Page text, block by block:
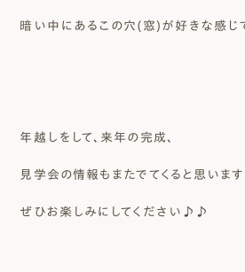
暗い中にあるこの穴(窓)が好きな感じで
年越しをして、来年の完成、
見学会の情報もまたでてくると思います
ぜひお楽しみにしてください♪♪